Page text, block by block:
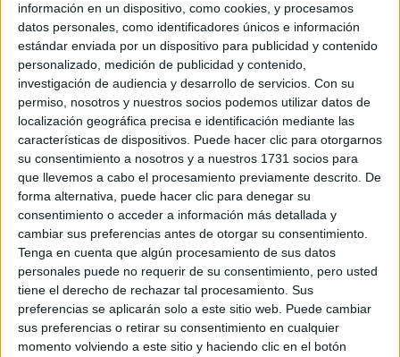
información en un dispositivo, como cookies, y procesamos
datos personales, como identificadores únicos e información
estándar enviada por un dispositivo para publicidad y contenido
personalizado, medición de publicidad y contenido,
investigación de audiencia y desarrollo de servicios. Con su
permiso, nosotros y nuestros socios podemos utilizar datos de
localización geográfica precisa e identificación mediante las
características de dispositivos. Puede hacer clic para otorgarnos
su consentimiento a nosotros y a nuestros 1731 socios para
que llevemos a cabo el procesamiento previamente descrito. De
forma alternativa, puede hacer clic para denegar su
consentimiento o acceder a información más detallada y
cambiar sus preferencias antes de otorgar su consentimiento.
Tenga en cuenta que algún procesamiento de sus datos
personales puede no requerir de su consentimiento, pero usted
tiene el derecho de rechazar tal procesamiento. Sus
preferencias se aplicarán solo a este sitio web. Puede cambiar
sus preferencias o retirar su consentimiento en cualquier
momento volviendo a este sitio y haciendo clic en el botón
Gracias por leerme.
Inicio
Etiquetas:
Hablar x Hablar Educación Social
Logopedia
Magisterio de Educación Infantil
Magisterio de Educación Primaria
Marketing
Pedagogía Podología
Sociología
Trabajo Social
Turismo